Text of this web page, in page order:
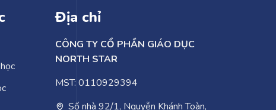
Địa chỉ
CÔNG TY CỔ PHẦN GIÁO DỤC
NORTH STAR
MST: 0110929394
Số nhà 92/1, Nguyễn Khánh Toàn,